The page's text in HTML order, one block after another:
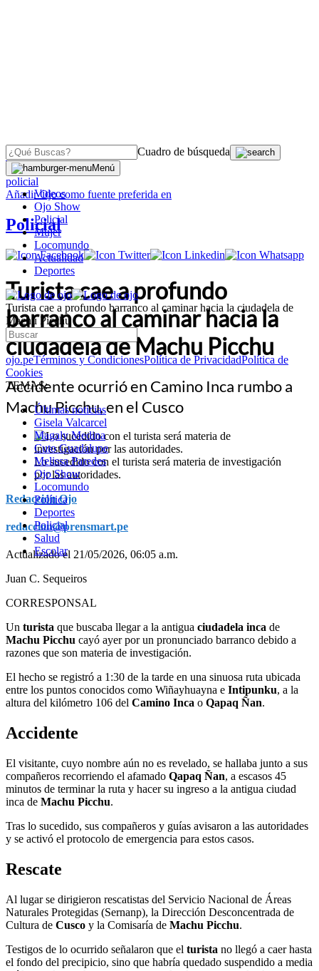
Cuadro de búsqueda
Menú
Videos
Ojo Show
Policial
Mujer
Locomundo
Actualidad
Deportes
Turista cae a profundo barranco al caminar hacia la ciudadela de
Machu Picchu
ojo.peTérminos y CondicionesPolítica de PrivacidadPolítica de
Cookies
TEMAS:
Últimas noticias
Gisela Valcarcel
Magaly Medina
Cuto Guadalupe
Melissa Paredes
Ojo Show
Locomundo
Política
Deportes
Policial
Salud
Escolar
OJO
policial
AñadirOjocomo fuente preferida en
Policial
Turista cae a profundo
barranco al caminar hacia la
ciudadela de Machu Picchu
Accidente ocurrió en Camino Inca rumbo a
Machu Picchu, en el Cusco
Lo sucedido con el turista será materia de investigación
por las autoridades.
Redacción Ojo
redaccion@prensmart.pe
Actualizado el 21/05/2026, 06:05 a.m.
Juan C. Sequeiros
CORRESPONSAL
Un turista que buscaba llegar a la antigua ciudadela inca de
Machu Picchu cayó ayer por un pronunciado barranco debido a
razones que son materia de investigación.
El hecho se registró a 1:30 de la tarde en una sinuosa ruta ubicada
entre los puntos conocidos como Wiñayhuayna e Intipunku, a la
altura del kilómetro 106 del Camino Inca o Qapaq Ñan.
Accidente
El visitante, cuyo nombre aún no es revelado, se hallaba junto a sus
compañeros recorriendo el afamado Qapaq Ñan, a escasos 45
minutos de terminar la ruta y hacer su ingreso a la antigua ciudad
inca de Machu Picchu.
Tras lo sucedido, sus compañeros y guías avisaron a las autoridades
y se activó el protocolo de emergencia para estos casos.
Rescate
Al lugar se dirigieron rescatistas del Servicio Nacional de Áreas
Naturales Protegidas (Sernanp), la Dirección Desconcentrada de
Cultura de Cusco y la Comisaría de Machu Picchu.
Testigos de lo ocurrido señalaron que el turista no llegó a caer hasta
el fondo del precipicio, sino que habría quedado suspendido a media